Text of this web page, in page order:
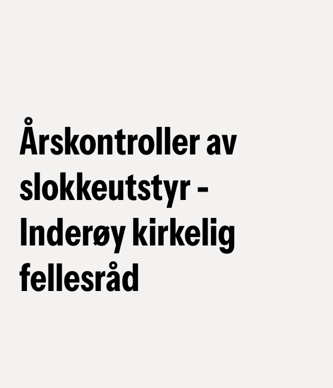
Årskontroller av
slokkeutstyr -
Inderøy kirkelig
fellesråd